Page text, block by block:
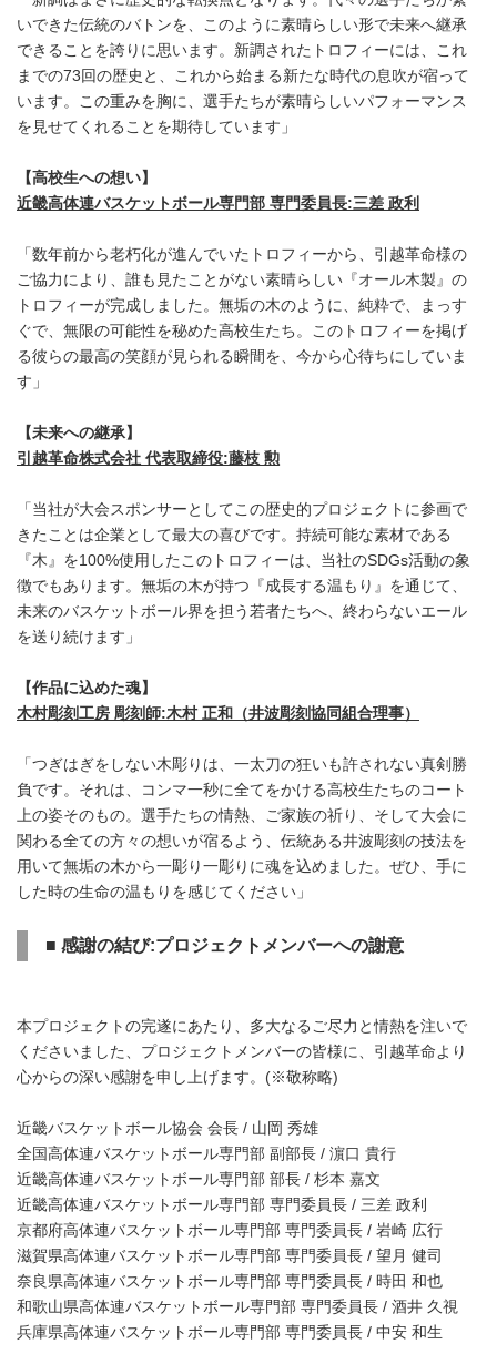
いできた伝統のバトンを、このように素晴らしい形で未来へ継承
できることを誇りに思います。新調されたトロフィーには、これ
までの73回の歴史と、これから始まる新たな時代の息吹が宿って
います。この重みを胸に、選手たちが素晴らしいパフォーマンス
を見せてくれることを期待しています」
【高校生への想い】
近畿高体連バスケットボール専門部 専門委員長:三差 政利
「数年前から老朽化が進んでいたトロフィーから、引越革命様の
ご協力により、誰も見たことがない素晴らしい『オール木製』の
トロフィーが完成しました。無垢の木のように、純粋で、まっす
ぐで、無限の可能性を秘めた高校生たち。このトロフィーを掲げ
る彼らの最高の笑顔が見られる瞬間を、今から心待ちにしていま
す」
【未来への継承】
引越革命株式会社 代表取締役:藤枝 勲
「当社が大会スポンサーとしてこの歴史的プロジェクトに参画で
きたことは企業として最大の喜びです。持続可能な素材である
『木』を100%使用したこのトロフィーは、当社のSDGs活動の象
徴でもあります。無垢の木が持つ『成長する温もり』を通じて、
未来のバスケットボール界を担う若者たちへ、終わらないエール
を送り続けます」
【作品に込めた魂】
木村彫刻工房 彫刻師:木村 正和 （井波彫刻協同組合理事）
「つぎはぎをしない木彫りは、一太刀の狂いも許されない真剣勝
負です。それは、コンマ一秒に全てをかける高校生たちのコート
上の姿そのもの。選手たちの情熱、ご家族の祈り、そして大会に
関わる全ての方々の想いが宿るよう、伝統ある井波彫刻の技法を
用いて無垢の木から一彫り一彫りに魂を込めました。ぜひ、手に
した時の生命の温もりを感じてください」
■ 感謝の結び:プロジェクトメンバーへの謝意
本プロジェクトの完遂にあたり、多大なるご尽力と情熱を注いで
くださいました、プロジェクトメンバーの皆様に、引越革命より
心からの深い感謝を申し上げます。(※敬称略)
近畿バスケットボール協会 会長 / 山岡 秀雄
全国高体連バスケットボール専門部 副部長 / 濵口 貴行
近畿高体連バスケットボール専門部 部長 / 杉本 嘉文
近畿高体連バスケットボール専門部 専門委員長 / 三差 政利
京都府高体連バスケットボール専門部 専門委員長 / 岩崎 広行
滋賀県高体連バスケットボール専門部 専門委員長 / 望月 健司
奈良県高体連バスケットボール専門部 専門委員長 / 時田 和也
和歌山県高体連バスケットボール専門部 専門委員長 / 酒井 久視
兵庫県高体連バスケットボール専門部 専門委員長 / 中安 和生